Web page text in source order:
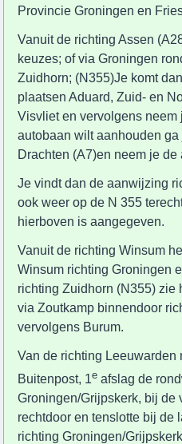
Provincie Groningen en
Vanuit de richting Assen
keuzes; of via Groningen
Zuidhorn; (N355)Je komt
plaatsen Aduard, Zuid- en
Visvliet en vervolgens
autobaan wilt aanhouden
Drachten (A7)en neem je de
Je vindt dan de aanwijzing
ook weer op de N 355
hierboven is aangegeven.
Vanuit de richting Winsum
Winsum richting Groningen
richting Zuidhorn (N355) zie
via Zoutkamp binnendoor
vervolgens Burum.
Van de richting Leeuwarden
Buitenpost, 1e afslag de
Groningen/Grijpskerk, bij de
rechtdoor en tenslotte bij de
richting Groningen/